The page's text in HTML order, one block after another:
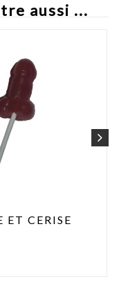
aussi ...
ET CERISE